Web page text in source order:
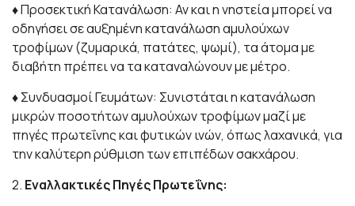
♦Προσεκτική Κατανάλωση: Αν και η νηστεία μπορεί να
οδηγήσει σε αυξημένη κατανάλωση αμυλούχων
τροφίμων (ζυμαρικά, πατάτες, ψωμί), τα άτομα με
διαβήτη πρέπει να τα καταναλώνουν με μέτρο.
♦Συνδυασμοί Γευμάτων: Συνιστάται η κατανάλωση
μικρών ποσοτήτων αμυλούχων τροφίμων μαζί με
πηγές πρωτεΐνης και φυτικών ινών, όπως λαχανικά, για
την καλύτερη ρύθμιση των επιπέδων σακχάρου.
2. Εναλλακτικές Πηγές Πρωτεΐνης: